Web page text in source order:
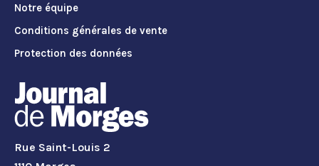
Notre équipe
Conditions générales de vente
Protection des données
Rue Saint-Louis 2